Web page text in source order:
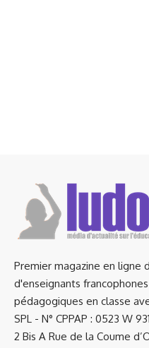
Premier magazine en ligne
d'enseignants
pédagogiques en classe
SPL - N° CPPAP : 0523 W
2 Bis A Rue de la Coume